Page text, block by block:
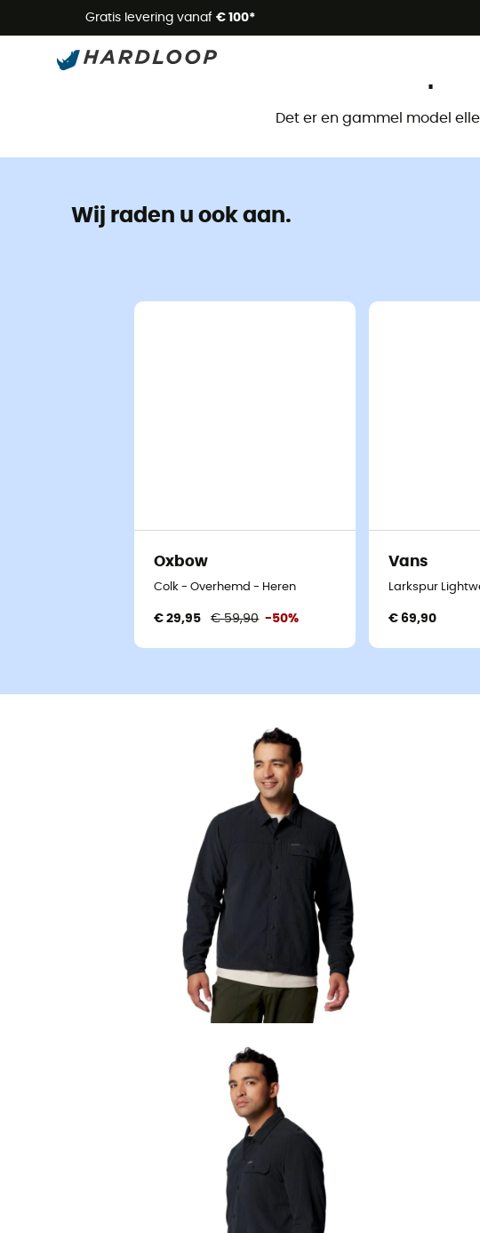
Gratis levering vanaf € 100*
Det er en gammel model
Wij raden u ook aan.
Oxbow
Colk - Overhemd - Heren
€ 29,95 € 59,90 -50%
Vans
Larkspur
€ 69,90